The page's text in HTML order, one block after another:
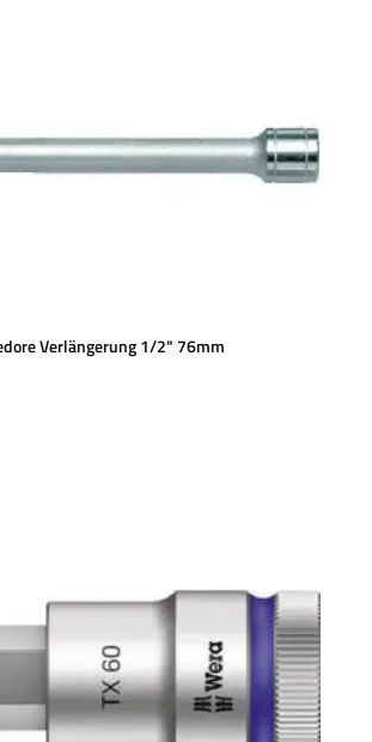
Verlängerung 1/2" 76mm